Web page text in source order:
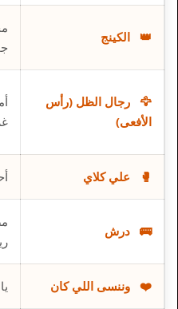
👑 الكينج
🦅
رجال الظل (رأس
الأفعى)
🥊 علي كلاي
🚌 درش
❤️ وننسى اللي كان